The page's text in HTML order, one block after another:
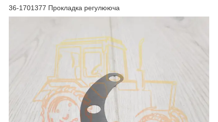
36-1701377 Прокладка регулююча